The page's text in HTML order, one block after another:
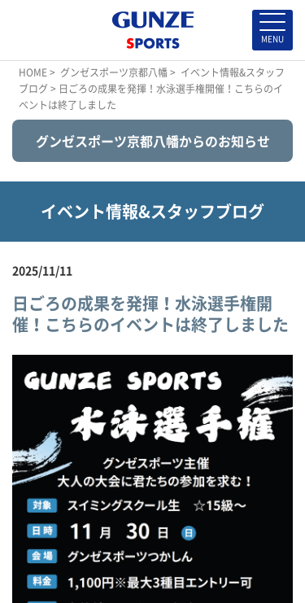
HOME> グンゼスポーツ京都八幡> イベント情報&スタッフ
ブログ> 日ごろの成果を発揮！水泳選手権開催！こちらのイ
ベントは終了しました
グンゼスポーツ京都八幡からのお知らせ
イベント情報&スタッフブログ
2025/11/11
日ごろの成果を発揮！水泳選手権開
催！こちらのイベントは終了しました